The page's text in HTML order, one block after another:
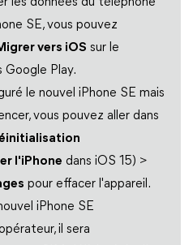
SE, vous pouvez
vers iOS sur le
Google Play.
le nouvel iPhone SE mais
vous pouvez aller dans
l'iPhone dans iOS 15) >
pour effacer l'appareil.
iPhone SE
il sera